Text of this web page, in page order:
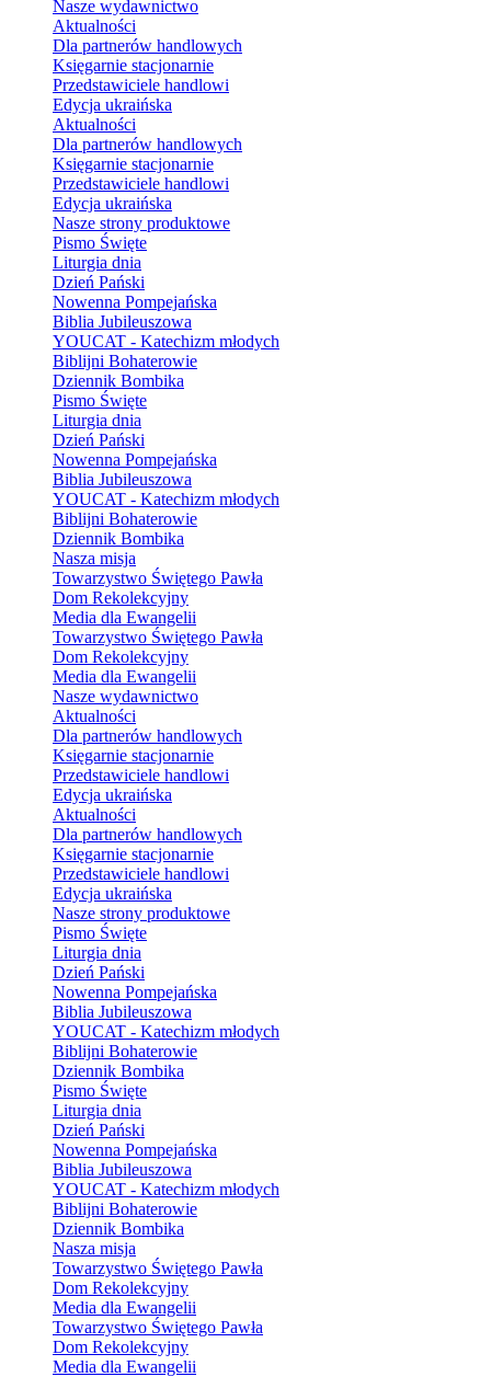
Nasze wydawnictwo
Aktualności
Dla partnerów handlowych
Księgarnie stacjonarnie
Przedstawiciele handlowi
Edycja ukraińska
Aktualności
Dla partnerów handlowych
Księgarnie stacjonarnie
Przedstawiciele handlowi
Edycja ukraińska
Nasze strony produktowe
Pismo Święte
Liturgia dnia
Dzień Pański
Nowenna Pompejańska
Biblia Jubileuszowa
YOUCAT - Katechizm młodych
Biblijni Bohaterowie
Dziennik Bombika
Pismo Święte
Liturgia dnia
Dzień Pański
Nowenna Pompejańska
Biblia Jubileuszowa
YOUCAT - Katechizm młodych
Biblijni Bohaterowie
Dziennik Bombika
Nasza misja
Towarzystwo Świętego Pawła
Dom Rekolekcyjny
Media dla Ewangelii
Towarzystwo Świętego Pawła
Dom Rekolekcyjny
Media dla Ewangelii
Nasze wydawnictwo
Aktualności
Dla partnerów handlowych
Księgarnie stacjonarnie
Przedstawiciele handlowi
Edycja ukraińska
Aktualności
Dla partnerów handlowych
Księgarnie stacjonarnie
Przedstawiciele handlowi
Edycja ukraińska
Nasze strony produktowe
Pismo Święte
Liturgia dnia
Dzień Pański
Nowenna Pompejańska
Biblia Jubileuszowa
YOUCAT - Katechizm młodych
Biblijni Bohaterowie
Dziennik Bombika
Pismo Święte
Liturgia dnia
Dzień Pański
Nowenna Pompejańska
Biblia Jubileuszowa
YOUCAT - Katechizm młodych
Biblijni Bohaterowie
Dziennik Bombika
Nasza misja
Towarzystwo Świętego Pawła
Dom Rekolekcyjny
Media dla Ewangelii
Towarzystwo Świętego Pawła
Dom Rekolekcyjny
Media dla Ewangelii